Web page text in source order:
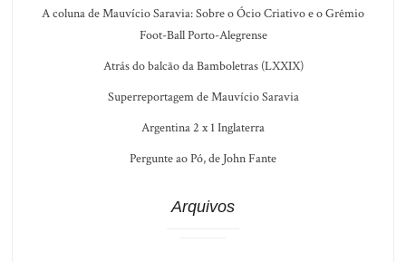
A coluna de Mauvício Saravia: Sobre o Ócio Criativo e o Grêmio
Foot-Ball Porto-Alegrense
Atrás do balcão da Bamboletras (LXXIX)
Superreportagem de Mauvício Saravia
Argentina 2 x 1 Inglaterra
Pergunte ao Pó, de John Fante
Arquivos